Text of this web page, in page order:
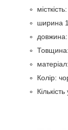
ширина
Колір: